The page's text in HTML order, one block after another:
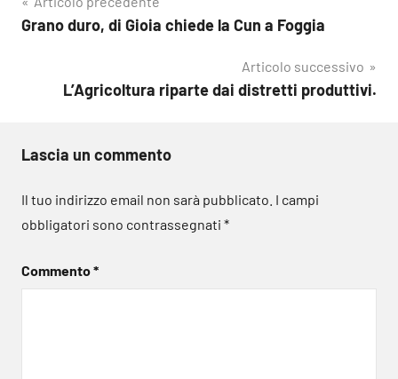
articoli
Grano duro, di Gioia chiede la Cun a Foggia
Articolo successivo
L’Agricoltura riparte dai distretti produttivi.
Lascia un commento
Il tuo indirizzo email non sarà pubblicato. I campi
obbligatori sono contrassegnati *
Commento*